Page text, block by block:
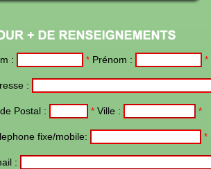
: * Prénom : *
:
Postal : * Ville : *
fixe/mobile: *
: